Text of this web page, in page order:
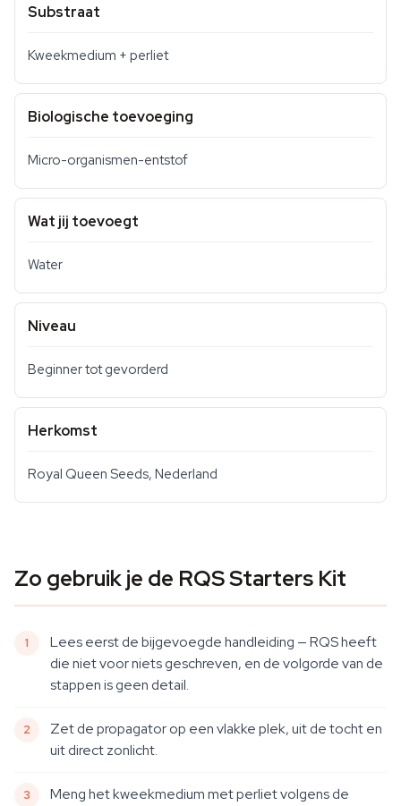
Substraat
Kweekmedium + perliet
Biologische toevoeging
Micro-organismen-entstof
Wat jij toevoegt
Water
Niveau
Beginner tot gevorderd
Herkomst
Royal Queen Seeds, Nederland
Zo gebruik je de RQS Starters Kit
Lees eerst de bijgevoegde handleiding — RQS heeft
die niet voor niets geschreven, en de volgorde van de
stappen is geen detail.
Zet de propagator op een vlakke plek, uit de tocht en
uit direct zonlicht.
Meng het kweekmedium met perliet volgens de